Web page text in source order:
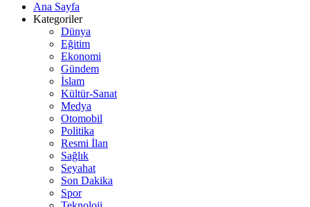
Ana Sayfa
Kategoriler
Dünya
Eğitim
Ekonomi
Gündem
İslam
Kültür-Sanat
Medya
Otomobil
Politika
Resmi İlan
Sağlık
Seyahat
Son Dakika
Spor